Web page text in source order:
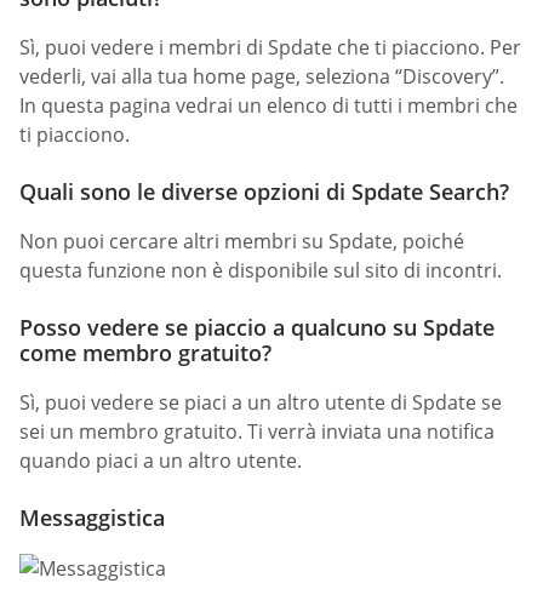
Sì, puoi vedere i membri di Spdate che ti piacciono. Per
vederli, vai alla tua home page, seleziona “Discovery”.
In questa pagina vedrai un elenco di tutti i membri che
ti piacciono.
Quali sono le diverse opzioni di Spdate Search?
Non puoi cercare altri membri su Spdate, poiché
questa funzione non è disponibile sul sito di incontri.
Posso vedere se piaccio a qualcuno su Spdate
come membro gratuito?
Sì, puoi vedere se piaci a un altro utente di Spdate se
sei un membro gratuito. Ti verrà inviata una notifica
quando piaci a un altro utente.
Messaggistica